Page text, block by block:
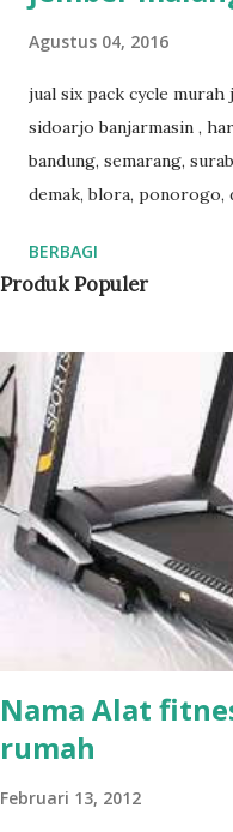
Agustus 04, 2016
jual six pack cycle
sidoarjo banjarmasin ,
bandung, semarang,
demak, blora,
murah samarinda, grosir
ada sepedanya. harga
pembentukan dan
pack langsing dan ideal.
melatih tubuh dengan
simpel hanya dengan alat
gabungan dari alat six
pembentukan perut yang
alat six pack cycle
pack dan sepeda. dimana
sepeda statis. untuk
langsing dan ideal
BERBAGI
Produk Populer
Nama Alat
rumah
Februari 13, 2012